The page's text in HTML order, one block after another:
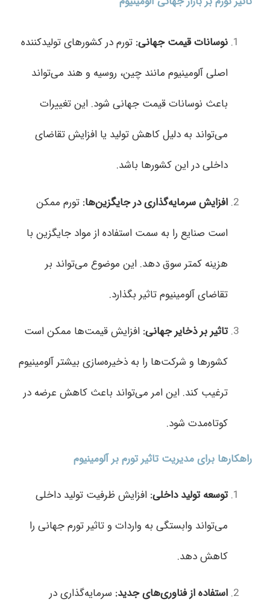
نوسانات قیمت جهانی: تورم در کشورهای تولیدکننده
اصلی آلومینیوم مانند چین، روسیه و هند می‌تواند
باعث نوسانات قیمت جهانی شود. این تغییرات
می‌تواند به دلیل کاهش تولید یا افزایش تقاضای
داخلی در این کشورها باشد.
افزایش سرمایه‌گذاری در جایگزین‌ها: تورم ممکن
است صنایع را به سمت استفاده از مواد جایگزین با
هزینه کمتر سوق دهد. این موضوع می‌تواند بر
تقاضای آلومینیوم تاثیر بگذارد.
تاثیر بر ذخایر جهانی: افزایش قیمت‌ها ممکن است
کشورها و شرکت‌ها را به ذخیره‌سازی بیشتر آلومینیوم
ترغیب کند. این امر می‌تواند باعث کاهش عرضه در
کوتاه‌مدت شود.
راهکارها برای مدیریت تاثیر تورم بر آلومینیوم
توسعه تولید داخلی: افزایش ظرفیت تولید داخلی
می‌تواند وابستگی به واردات و تاثیر تورم جهانی را
کاهش دهد.
استفاده از فناوری‌های جدید: سرمایه‌گذاری در